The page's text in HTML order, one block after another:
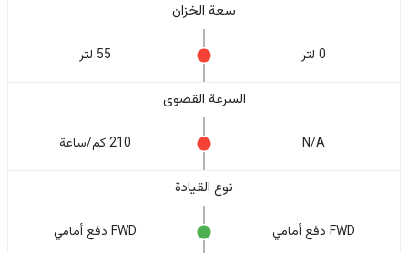
سعة الخزان
0 لتر 55 لتر
السرعة القصوى
N/A 210 كم/ساعة
نوع القيادة
FWD دفع أمامي FWD دفع أمامي